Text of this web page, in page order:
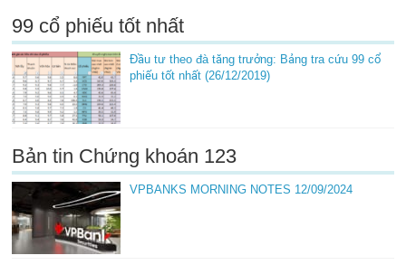
99 cổ phiếu tốt nhất
Đầu tư theo đà tăng trưởng: Bảng tra cứu 99 cổ
phiếu tốt nhất (26/12/2019)
Bản tin Chứng khoán 123
VPBANKS MORNING NOTES 12/09/2024